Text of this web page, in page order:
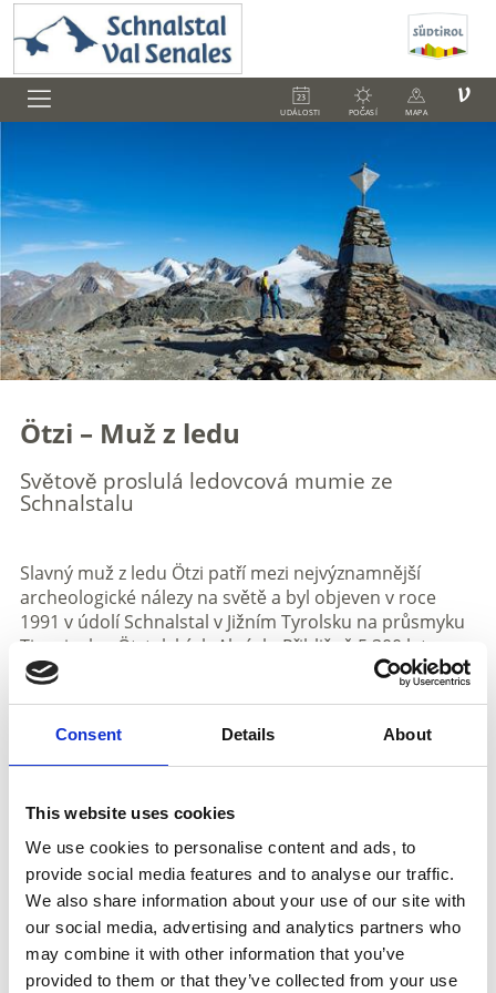
Consent Details About
This website uses cookies
We use cookies to personalise content and ads, to
provide social media features and to analyse our traffic.
We also share information about your use of our site with
our social media, advertising and analytics partners who
may combine it with other information that you’ve
provided to them or that they’ve collected from your use
UDÁLOSTI POČASÍ MAPA
V
Ötzi – Muž z ledu
Světově proslulá ledovcová mumie ze
Schnalstalu
Slavný muž z ledu Ötzi patří mezi nejvýznamnější
archeologické nálezy na světě a byl objeven v roce
1991 v údolí Schnalstal v Jižním Tyrolsku na průsmyku
Tisenjoch v Ötztalských Alpách. Přibližně 5 300 let
stará ledovcová mumie je starší než egyptské
pyramidy a poskytuje jedinečný pohled na život lidí v
stavu zachování se dochovalo nejen
tělo, ale i oděv a
výbava.
Dnes se Ötzi nachází v Jižnotyrolském
exponátem moderní stálé expozice. Neustále
přibývají nové vědecké poznatky o jeho původu,
způsobu života i posledních hodinách. Je prokázáno,
že Ötzi byl obětí násilného činu a patří k nejlépe
prozkoumaným lidem historie.
V samotném údolí Schnalstal ožívá Ötziho svět.